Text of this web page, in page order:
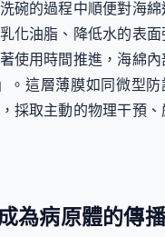
碗的過程中順便對海綿
化油脂、降低水的表面
使用時間推進，海綿內
。這層薄膜如同微型防
採取主動的物理干預、
為病原體的傳